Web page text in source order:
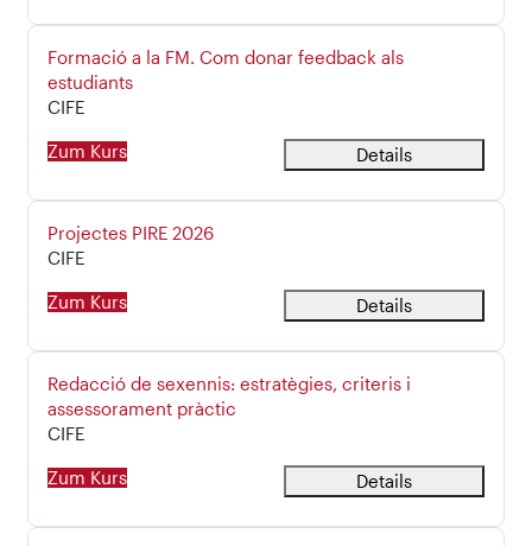
Kursname
Formació a la FM. Com donar feedback als
estudiants
Kursbereich
CIFE
Zum Kurs Details
Kursname
Projectes PIRE 2026
Kursbereich
CIFE
Zum Kurs Details
Kursname
Redacció de sexennis: estratègies, criteris i
assessorament pràctic
Kursbereich
CIFE
Zum Kurs Details